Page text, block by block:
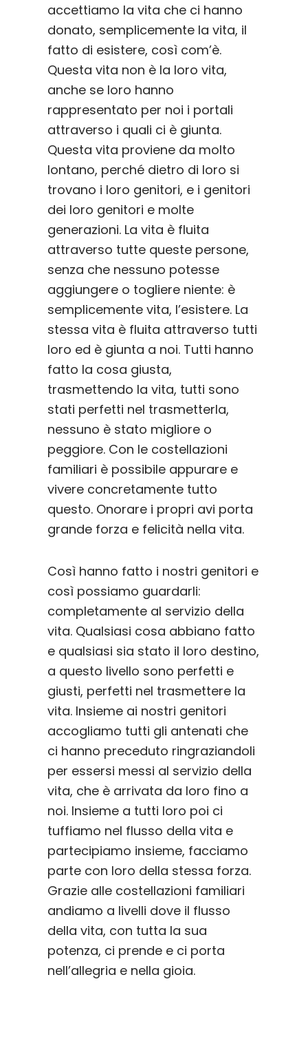
accettiamo la vita che ci hanno
donato, semplicemente la vita, il
fatto di esistere, così com’è.
Questa vita non è la loro vita,
anche se loro hanno
rappresentato per noi i portali
attraverso i quali ci è giunta.
Questa vita proviene da molto
lontano, perché dietro di loro si
trovano i loro genitori, e i genitori
dei loro genitori e molte
generazioni. La vita è fluita
attraverso tutte queste persone,
senza che nessuno potesse
aggiungere o togliere niente: è
semplicemente vita, l’esistere. La
stessa vita è fluita attraverso tutti
loro ed è giunta a noi. Tutti hanno
fatto la cosa giusta,
trasmettendo la vita, tutti sono
stati perfetti nel trasmetterla,
nessuno è stato migliore o
peggiore. Con le costellazioni
familiari è possibile appurare e
vivere concretamente tutto
questo. Onorare i propri avi porta
grande forza e felicità nella vita.
Così hanno fatto i nostri genitori e
così possiamo guardarli:
completamente al servizio della
vita. Qualsiasi cosa abbiano fatto
e qualsiasi sia stato il loro destino,
a questo livello sono perfetti e
giusti, perfetti nel trasmettere la
vita. Insieme ai nostri genitori
accogliamo tutti gli antenati che
ci hanno preceduto ringraziandoli
per essersi messi al servizio della
vita, che è arrivata da loro fino a
noi. Insieme a tutti loro poi ci
tuffiamo nel flusso della vita e
partecipiamo insieme, facciamo
parte con loro della stessa forza.
Grazie alle costellazioni familiari
andiamo a livelli dove il flusso
della vita, con tutta la sua
potenza, ci prende e ci porta
nell’allegria e nella gioia.